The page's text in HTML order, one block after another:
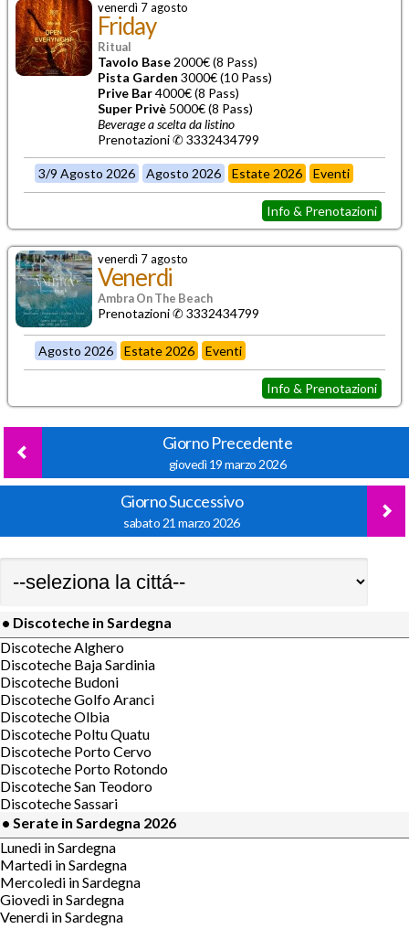
venerdì 7 agosto
Friday
Ritual
Tavolo Base 2000€ (8 Pass)
Pista Garden 3000€ (10 Pass)
Prive Bar4000€ (8 Pass)
Super Privè 5000€ (8 Pass)
Beverage a scelta da listino
Prenotazioni ✆ 3332434799
3/9 Agosto 2026 Agosto 2026 Estate 2026 Eventi
Info & Prenotazioni
venerdì 7 agosto
Venerdi
Ambra On The Beach
Prenotazioni ✆ 3332434799
Agosto 2026 Estate 2026 Eventi
Info & Prenotazioni
Giorno Precedente
giovedì 19 marzo 2026
Giorno Successivo
sabato 21 marzo 2026
• Discoteche in Sardegna
Discoteche Alghero
Discoteche Baja Sardinia
Discoteche Budoni
Discoteche Golfo Aranci
Discoteche Olbia
Discoteche Poltu Quatu
Discoteche Porto Cervo
Discoteche Porto Rotondo
Discoteche San Teodoro
Discoteche Sassari
• Serate in Sardegna 2026
Lunedi in Sardegna
Martedi in Sardegna
Mercoledi in Sardegna
Giovedi in Sardegna
Venerdi in Sardegna